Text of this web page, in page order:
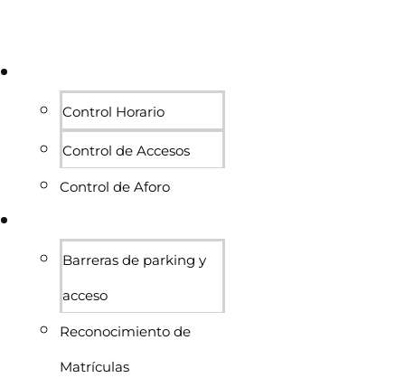
Control Horario
Control de Accesos
Control de Aforo
Barreras de parking y
acceso
Reconocimiento de
Matrículas